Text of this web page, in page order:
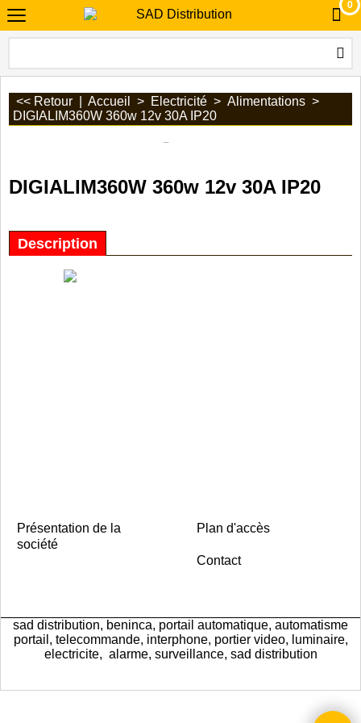
0
<< Retour Accueil > Electricité > Alimentations >
DIGIALIM360W 360w 12v 30A IP20
DIGIALIM360W 360w 12v 30A IP20
Description
Présentation de la
société
Plan d'accès
Contact
sad distribution, beninca, portail automatique, automatisme
portail, telecommande, interphone, portier video, luminaire,
electricite, alarme, surveillance, sad distribution